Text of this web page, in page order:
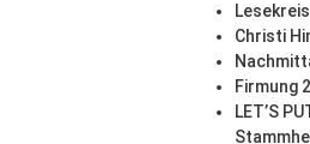
Christi
Firmung
LET’S